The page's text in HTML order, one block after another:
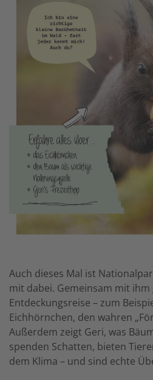
Auch dieses Mal ist
mit dabei. Gemeinsam mit
Entdeckungsreise – zum
Eichhörnchen, den wahren
Außerdem zeigt Geri, was
spenden Schatten, bieten
dem Klima – und sind echte